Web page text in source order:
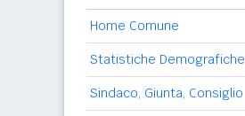
Home Comune
Statistiche Demografiche
Sindaco, Giunta, Consiglio